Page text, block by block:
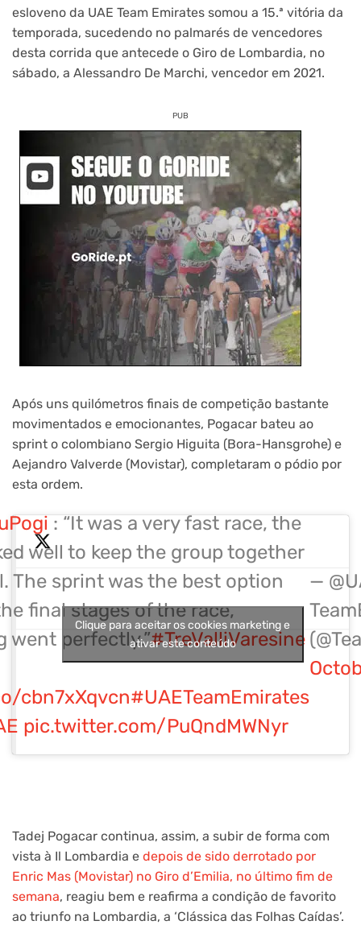
esloveno da UAE Team Emirates somou a 15.ª vitória da
temporada, sucedendo no palmarés de vencedores
desta corrida que antecede o Giro de Lombardia, no
sábado, a Alessandro De Marchi, vencedor em 2021.
PUB
Após uns quilómetros finais de competição bastante
movimentados e emocionantes, Pogacar bateu ao
sprint o colombiano Sergio Higuita (Bora-Hansgrohe) e
Aejandro Valverde (Movistar), completaram o pódio por
esta ordem.
: “It was a very fast race, the
well to keep the group together
The sprint was the best option
final stages of the race,
went perfectly.”#TreValliVaresine
cbn7xXqvcn#UAETeamEmirates
pic.twitter.com/PuQndMWNyr
—
Clique para aceitar os cookies marketing e
ativar este conteúdo
Tadej Pogacar continua, assim, a subir de forma com
vista à Il Lombardia e depois de sido derrotado por
Enric Mas (Movistar) no Giro d’Emilia, no último fim de
semana, reagiu bem e reafirma a condição de favorito
ao triunfo na Lombardia, a ‘Clássica das Folhas Caídas’.